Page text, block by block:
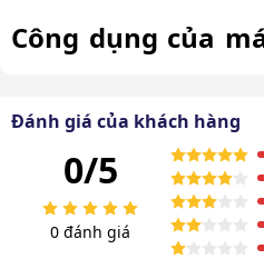
Công dụng của
Model Makita HW101 cực
trong cuộc sống:
Rửa ô tô, xe máy: Đây
biến nhất của
máy rửa
100 bar và lưu lượng
Đánh giá của khách hàng
0/5
0 đánh giá